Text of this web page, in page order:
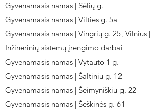
Gyvenamasis namas | Sėlių g.
Gyvenamasis namas | Vilties g. 5a
Gyvenamasis namas | Vingrių g. 25, Vilnius |
Inžinerinių sistemų įrengimo darbai
Gyvenamasis namas | Vytauto 1 g.
Gyvenamasis namas | Šaltinių g. 12
Gyvenamasis namas | Šeimyniškių g. 22
Gyvenamasis namas | Šeškinės g. 61